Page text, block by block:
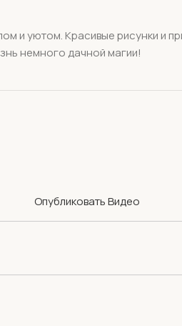
и уютом. Красивые рисунки и
немного дачной магии!
Опубликовать Видео